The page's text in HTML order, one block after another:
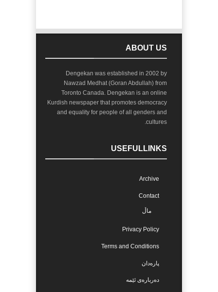
ABOUT US
Dengekan was established in 2002 by
Nawzad Medhat (Goran Abdullah) from
Toronto Canada. Dengekan is an online
Kurdish newspaper that promotes democracy
and equality for people of all genders and
cultures.
USEFULLINKS
Archive
Contact
ماڵ
Privacy Policy
Terms and Conditions
پارەدان
دەربارەی ئێمە